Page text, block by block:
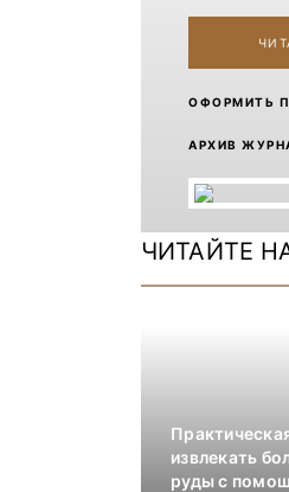
ОФОРМИТЬ
АРХИВ
ЧИТАЙТЕ
извлекать
руды с